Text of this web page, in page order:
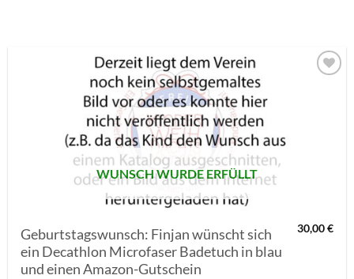
WUNSCH WURDE ERFÜLLT
Geburtstagswunsch: Finjan wünscht sich
ein Decathlon Microfaser Badetuch in blau
und einen Amazon-Gutschein
30,00€